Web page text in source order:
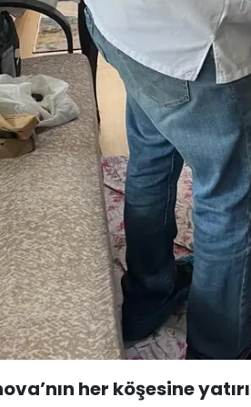
her köşesine